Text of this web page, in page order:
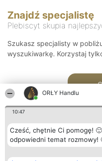
ORŁY Handlu
10:47
Cześć, chętnie Ci pomogę!
odpowiedni temat rozmowy!
Znajdź specjalistę
Plebiscyt skupia
Szukasz specjalisty w
wyszukiwarkę. Korzystaj
Organizator plebiscytu